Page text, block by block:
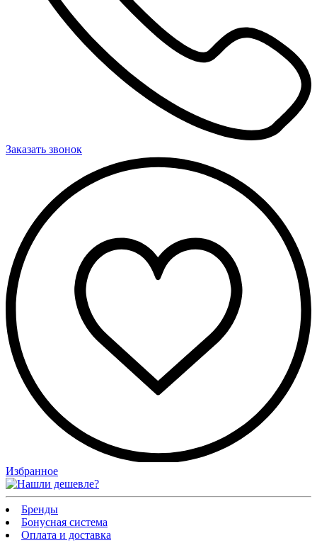
Заказать звонок
Избранное
Бренды
Бонусная система
Оплата и доставка